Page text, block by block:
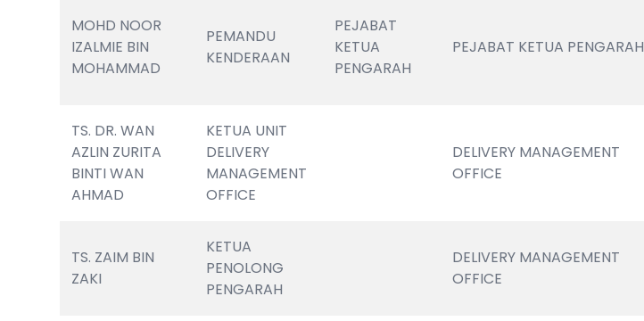
MOHD NOOR
IZALMIE BIN
MOHAMMAD
PEMANDU
KENDERAAN
PEJABAT
KETUA
PENGARAH
PEJABAT KETUA PENGARAH
TS. DR. WAN
AZLIN ZURITA
BINTI WAN
AHMAD
KETUA UNIT
DELIVERY
MANAGEMENT
OFFICE
DELIVERY MANAGEMENT
OFFICE
TS. ZAIM BIN
ZAKI
KETUA
PENOLONG
PENGARAH
DELIVERY MANAGEMENT
OFFICE